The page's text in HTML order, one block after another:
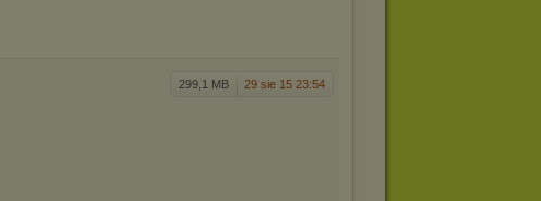
299,1 MB 29 sie 15 23:54